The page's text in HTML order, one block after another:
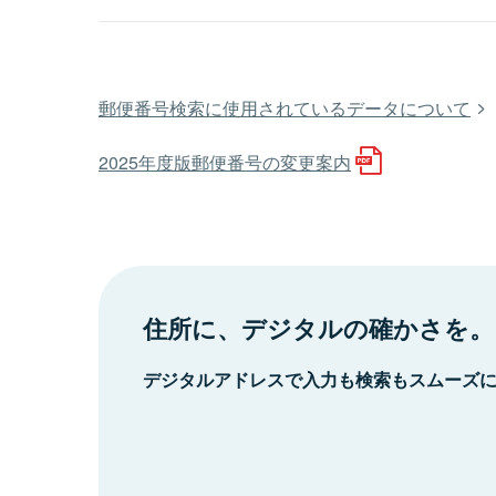
郵便番号検索に使用されているデータについて
2025年度版郵便番号の変更案内
住所に、デジタルの確かさを。
デジタルアドレスで入力も検索もスムーズ